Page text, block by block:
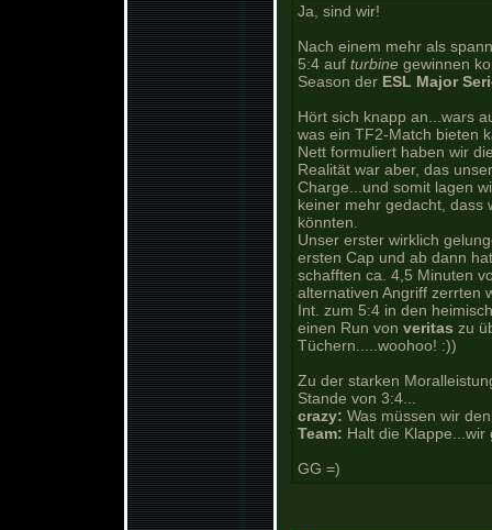
Ja, sind wir!
Nach einem mehr als
5:4 auf turbine gewinnen
Season der ESL Major
Hört sich knapp an...wars
was ein TF2-Match bieten
Nett formuliert haben wir
Realität war aber, das
Charge...und somit lagen
keiner mehr gedacht, dass
könnten.
Unser erster wirklich
ersten Cap und ab dann
schafften ca. 4,5 Minuten
alternativen Angriff zerrten
Int. zum 5:4 in den
einen Run von veritas zu
Tüchern.....woohoo! :))
Zu der starken
Stande von 3:4...
crazy: Was müssen wir
Team: Halt die
GG =)